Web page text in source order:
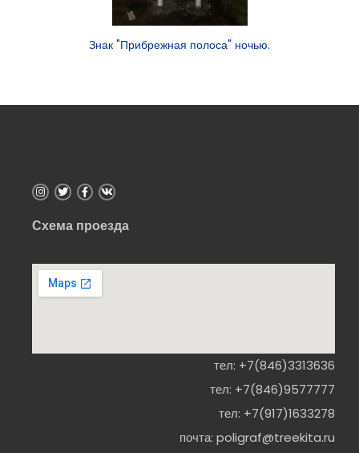
Знак "Прибрежная полоса" ночью.
Схема проезда
тел: +7(846)3313636
тел: +7(846)9577777
тел: +7(917)1633278
почта: poligraf@treekita.ru